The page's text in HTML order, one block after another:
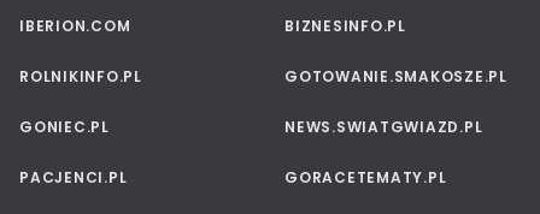
IBERION.COM BIZNESINFO.PL
ROLNIKINFO.PL GOTOWANIE.SMAKOSZE.PL
GONIEC.PL NEWS.SWIATGWIAZD.PL
PACJENCI.PL GORACETEMATY.PL